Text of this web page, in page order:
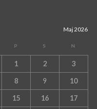
Maj 2026
P S N
1 2 3
8 9 10
15 16 17